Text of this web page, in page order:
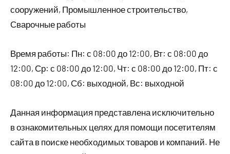
сооружений, Промышленное строительство,
Сварочные работы
Время работы: Пн: с 08:00 до 12:00, Вт: с 08:00 до
12:00, Ср: с 08:00 до 12:00, Чт: с 08:00 до 12:00, Пт: с
08:00 до 12:00, Сб: выходной, Вс: выходной
Данная информация представлена исключительно
в ознакомительных целях для помощи посетителям
сайта в поиске необходимых товаров и компаний. Не